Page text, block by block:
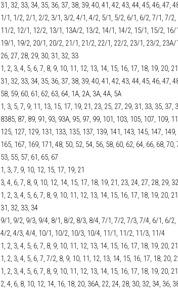
31, 32, 33, 34, 35, 36, 37, 38, 39, 40, 41, 42, 43, 44, 45, 46, 47,
1/1, 1/2, 2/1, 2/2, 3/1, 3/2, 4/1, 4/2, 5/1, 5/2, 6/1, 6/2, 7/1, 7/
11/2, 12/1, 12/2, 13/1, 13А/2, 13/2, 14/1, 14/2, 15/1, 15/2,
19/1, 19/2, 20/1, 20/2, 21/1, 21/2, 22/1, 22/2, 23/1, 23/2,
26, 27, 28, 29, 30, 31, 32, 33
1, 2, 3, 4, 5, 6, 7, 8, 9, 10, 11, 12, 13, 14, 15, 16, 17, 18, 19, 20,
31, 32, 33, 34, 35, 36, 37, 38, 39, 40, 41, 42, 43, 44, 45, 46, 47,
58, 59, 60, 61, 62, 63, 64, 1А, 2А, 3А, 4А, 5А
1, 3, 5, 7, 9, 11, 13, 15, 17, 19, 21, 23, 25, 27, 29, 31, 33, 35, 37,
8385, 87, 89, 91, 93, 93А, 95, 97, 99, 101, 103, 105, 107, 109,
125, 127, 129, 131, 133, 135, 137, 139, 141, 143, 145, 147,
165, 167, 169, 171, 48, 50, 52, 54, 56, 58, 60, 62, 64, 66, 68, 70,
53, 55, 57, 61, 65, 67
1, 3, 7, 9, 10, 12, 15, 17, 19, 21
3, 4, 6, 7, 8, 9, 10, 12, 14, 15, 17, 18, 19, 21, 23, 24, 27, 28, 29,
1, 2, 3, 4, 5, 6, 7, 8, 9, 10, 11, 12, 13, 14, 15, 16, 17, 18, 19, 20,
31, 32, 33, 34
9/1, 9/2, 9/3, 9/4, 8/1, 8/2, 8/3, 8/4, 7/1, 7/2, 7/3, 7/4, 6/1, 6/
4/2, 4/3, 4/4, 10/1, 10/2, 10/3, 10/4, 11/1, 11/2, 11/3, 11/4
1, 2, 3, 4, 5, 6, 7, 8, 9, 10, 11, 12, 13, 14, 15, 16, 17, 18, 19, 20,
1, 2, 3, 4, 5, 6, 7, 7/2, 8, 9, 10, 11, 12, 13, 14, 15, 16, 17, 18, 20,
1, 2, 3, 4, 5, 6, 7, 8, 9, 10, 11, 12, 13, 14, 15, 16, 17, 18, 19, 20,
2, 4, 6, 8, 10, 12, 14, 16, 18, 20, 36А, 22, 24, 28, 30, 32, 34, 36,